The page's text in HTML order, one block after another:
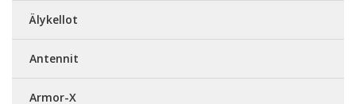
Älykellot
Antennit
Armor-X